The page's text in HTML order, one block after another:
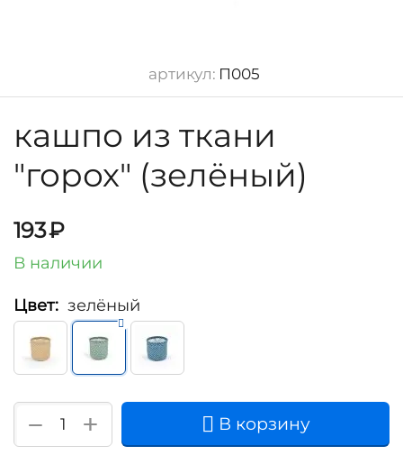
артикул: П005
кашпо из ткани
"горох" (зелёный)
193₽
В наличии
Цвет: зелёный
+
− В корзину